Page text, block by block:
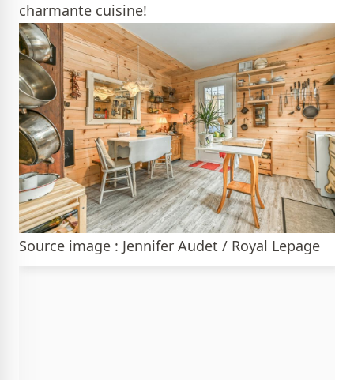
charmante cuisine!
Source image : Jennifer Audet / Royal Lepage